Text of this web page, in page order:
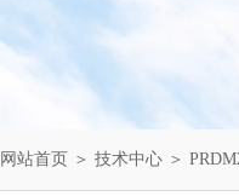
网站首页 ＞ 技术中心 ＞